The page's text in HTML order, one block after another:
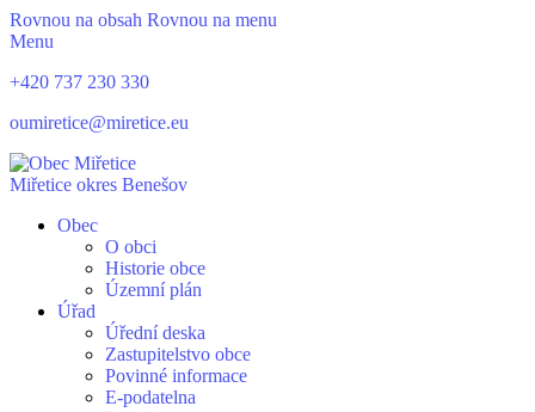
Rovnou na obsah Rovnou na menu
Menu
+420 737 230 330
oumiretice@miretice.eu
Miřetice okres Benešov
Obec
O obci
Historie obce
Územní plán
Úřad
Úřední deska
Zastupitelstvo obce
Povinné informace
E-podatelna